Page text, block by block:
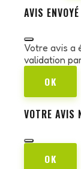
AVIS ENVOYÉ
Votre avis a
validation
OK
VOTRE AVIS
OK